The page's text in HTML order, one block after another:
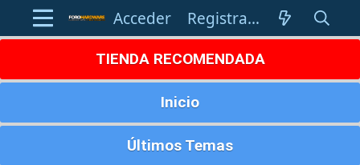
Acceder Registrarse
TIENDA RECOMENDADA
Inicio
Últimos Temas